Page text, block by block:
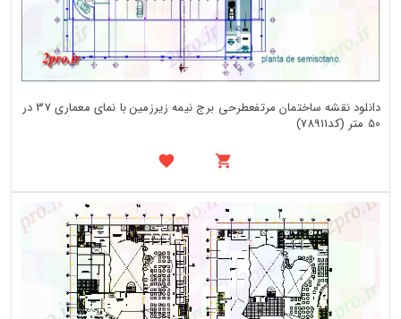
دانلود نقشه ساختمان مرتفعطرحی برج نیمه زیرزمین با نمای معماری 37 در
50 متر (کد78911)